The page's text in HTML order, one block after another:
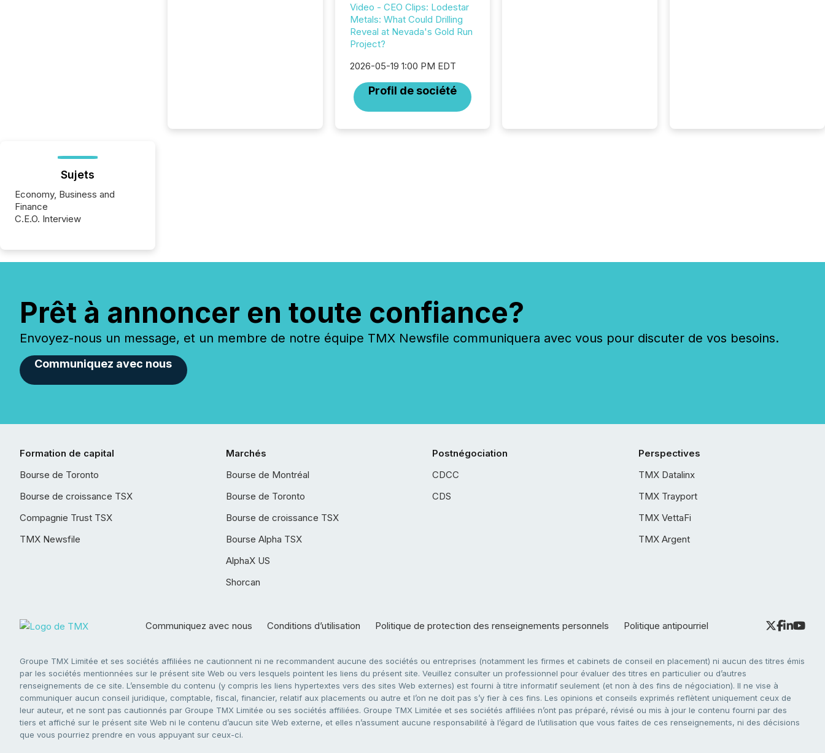
Video - CEO Clips: Lodestar
Metals: What Could Drilling
Reveal at Nevada's Gold Run
Project?
2026-05-19 1:00 PM EDT
Profil de société
Sujets
Economy, Business and
Finance
C.E.O. Interview
Prêt à annoncer en toute confiance?
Envoyez-nous un message, et un membre de notre équipe TMX Newsfile communiquera avec vous pour discuter de vos besoins.
Communiquez avec nous
Formation de capital
Bourse de Toronto
Bourse de croissance TSX
Compagnie Trust TSX
TMX Newsfile
Marchés
Bourse de Montréal
Bourse de Toronto
Bourse de croissance TSX
Bourse Alpha TSX
AlphaX US
Shorcan
Postnégociation
CDCC
CDS
Perspectives
TMX Datalinx
TMX Trayport
TMX VettaFi
TMX Argent
Communiquez avec nous Conditions d’utilisation Politique de protection des renseignements personnels Politique antipourriel
Groupe TMX Limitée et ses sociétés affiliées ne cautionnent ni ne recommandent aucune des sociétés ou entreprises (notamment les firmes et cabinets de conseil en placement) ni aucun des titres émis
par les sociétés mentionnées sur le présent site Web ou vers lesquels pointent les liens du présent site. Veuillez consulter un professionnel pour évaluer des titres en particulier ou d’autres
renseignements de ce site. L’ensemble du contenu (y compris les liens hypertextes vers des sites Web externes) est fourni à titre informatif seulement (et non à des fins de négociation). Il ne vise à
communiquer aucun conseil juridique, comptable, fiscal, financier, relatif aux placements ou autre et l’on ne doit pas s’y fier à ces fins. Les opinions et conseils exprimés reflètent uniquement ceux de
leur auteur, et ne sont pas cautionnés par Groupe TMX Limitée ou ses sociétés affiliées. Groupe TMX Limitée et ses sociétés affiliées n’ont pas préparé, révisé ou mis à jour le contenu fourni par des
tiers et affiché sur le présent site Web ni le contenu d’aucun site Web externe, et elles n’assument aucune responsabilité à l’égard de l’utilisation que vous faites de ces renseignements, ni des décisions
que vous pourriez prendre en vous appuyant sur ceux-ci.